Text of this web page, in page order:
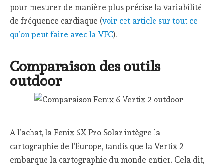
pour mesurer de manière plus précise la variabilité
de fréquence cardiaque (voir cet article sur tout ce
qu’on peut faire avec la VFC).
Comparaison des outils
outdoor
A l’achat, la Fenix 6X Pro Solar intègre la
cartographie de l’Europe, tandis que la Vertix 2
embarque la cartographie du monde entier. Cela dit,